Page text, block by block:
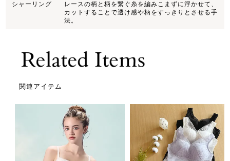
シャーリング
レースの柄と柄を繋ぐ糸を編みこまずに浮かせて、
カットすることで透け感や柄をすっきりとさせる手
法。
関連アイテム